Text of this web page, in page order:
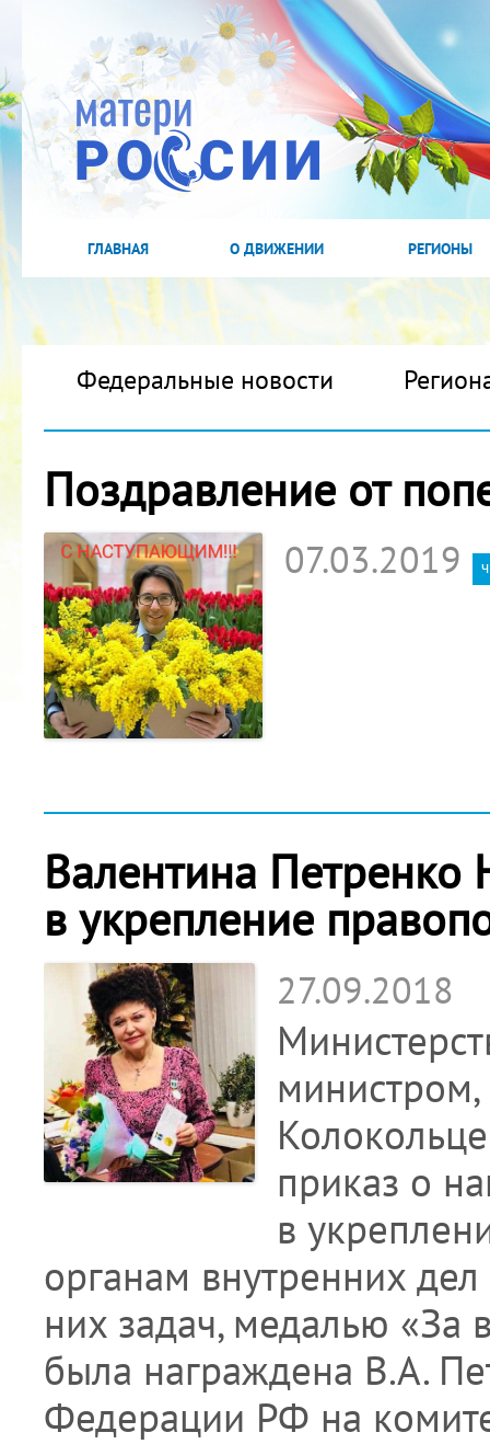
ГЛАВНАЯ О ДВИЖЕНИИ РЕГИОНЫ
Федеральные новости
Поздравление от
07.03.2019
Валентина Петренко
в укрепление
27.09.2018
приказ о
в
органам внутренних
них задач, медалью «За
была награждена В.А.
Федерации РФ на